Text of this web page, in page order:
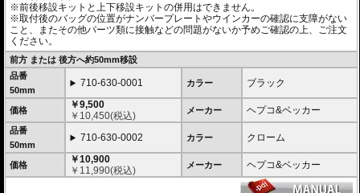
※前後移設キットと上下移設キットの併用はできません。
※取付後のバッグの位置がナンバープレートやウインカーの確認に支障がない
こと、またその他パーツ類に接触などの問題がないか予めご確認の上、ご注文
ください。
前方 または 後方へ約50mm移設
品番
50mm
710-630-0001 カラー ブラック
価格
￥9,500
￥ 10,450(税込) メーカー ヘプコ&ベッカー
品番
50mm
710-630-0002 カラー クローム
価格
￥10,900
￥ 11,990(税込) メーカー ヘプコ&ベッカー